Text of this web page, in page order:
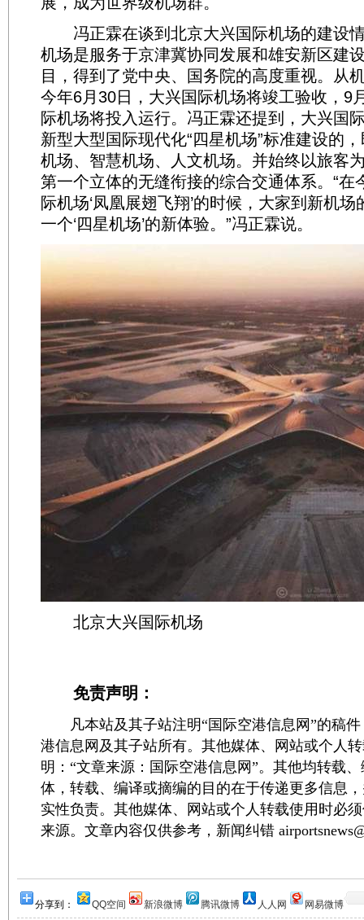
冯正霖在谈到北京大兴国际机场的建设
机场是服务于京津冀协同发展和雄安新区建
目，得到了党中央、国务院的高度重视。从
今年6月30日，大兴国际机场将竣工验收，9
际机场将投入运行。冯正霖还提到，大兴国
新型大型国际现代化“四星机场”标准建设的
机场、智慧机场、人文机场。并始终以旅客
第一个立体的无缝衔接的综合交通体系。“在
际机场‘凤凰展翅飞翔’的时候，大家到新机
一个‘四星机场’的新体验。”冯正霖说。
北京大兴国际机场
免责声明：
凡本站及其子站注明“国际空港信息网”的稿件
港信息网及其子站所有。其他媒体、网站或个人
明：“文章来源：国际空港信息网”。其他均转载
体，转载、编译或摘编的目的在于传递更多信息
实性负责。其他媒体、网站或个人转载使用时必
来源。文章内容仅供参考，新闻纠错
分享到： QQ空间 新浪微博 腾讯微博 人人网 网易微博